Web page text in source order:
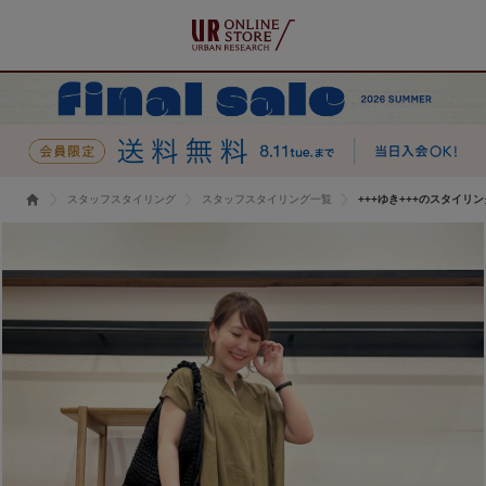
スタッフスタイリング スタッフスタイリング一覧 +++ゆき+++のスタイリン